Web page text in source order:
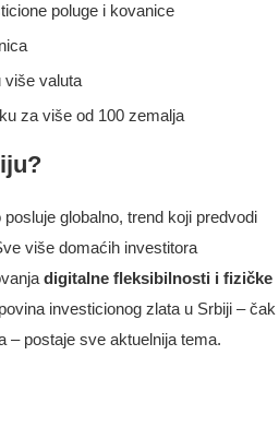
poluge i kovanice
više valuta
za više od 100 zemalja
globalno, trend koji predvodi
više domaćih investitora
digitalne fleksibilnosti i fizičke
investicionog zlata u Srbiji – čak
– postaje sve aktuelnija tema.